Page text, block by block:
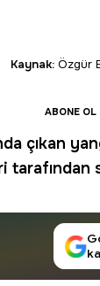
Kaynak: Özgür
ABONE OL
çıkan
tarafından